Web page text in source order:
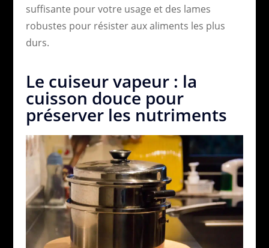
suffisante pour votre usage et des lames
robustes pour résister aux aliments les plus
durs.
Le cuiseur vapeur : la
cuisson douce pour
préserver les nutriments